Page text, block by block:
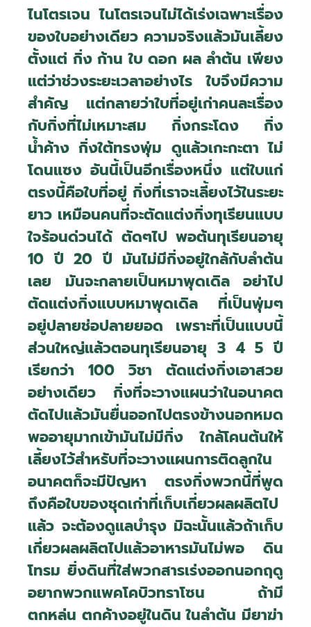
ไนโตรเจน ไนโตรเจนไม่ได้เร่งเฉพาะเรื่อง
ของใบอย่างเดียว ความจริงแล้วมันเลี้ยง
ตั้งแต่ กิ่ง ก้าน ใบ ดอก ผล ลำต้น เพียง
แต่ว่าช่วงระยะเวลาอย่างไร ใบจึงมีความ
สำคัญ แต่กลายว่าใบที่อยู่เก่าคนละเรื่อง
กับกิ่งที่ไม่เหมาะสม กิ่งกระโดง กิ่ง
น้ำค้าง กิ่งใต้ทรงพุ่ม ดูแล้วเกะกะตา ไม่
โดนแซง อันนี้เป็นอีกเรื่องหนึ่ง แต่ใบแก่
ตรงนี้คือใบที่อยู่ กิ่งที่เราจะเลี้ยงไว้ในระยะ
ยาว เหมือนคนที่จะตัดแต่งกิ่งทุเรียนแบบ
ใจร้อนด่วนได้ ตัดๆไป พอต้นทุเรียนอายุ
10 ปี 20 ปี มันไม่มีกิ่งอยู่ใกล้กับลำต้น
เลย มันจะกลายเป็นหมาพุดเดิล อย่าไป
ตัดแต่งกิ่งแบบหมาพุดเดิล ที่เป็นพุ่มๆ
อยู่ปลายช่อปลายยอด เพราะที่เป็นแบบนี้
ส่วนใหญ่แล้วตอนทุเรียนอายุ 3 4 5 ปี
เรียกว่า 100 วิชา ตัดแต่งกิ่งเอาสวย
อย่างเดียว กิ่งที่จะวางแผนว่าในอนาคต
ตัดไปแล้วมันยื่นออกไปตรงข้างนอกหมด
พออายุมากเข้ามันไม่มีกิ่ง ใกล้โคนต้นให้
เลี้ยงไว้สำหรับที่จะวางแผนการติดลูกใน
อนาคตก็จะมีปัญหา ตรงกิ่งพวกนี้ที่พูด
ถึงคือใบของชุดเก่าที่เก็บเกี่ยวผลผลิตไป
แล้ว จะต้องดูแลบำรุง มิฉะนั้นแล้วถ้าเก็บ
เกี่ยวผลผลิตไปแล้วอาหารมันไม่พอ ดิน
โทรม ยิ่งดินที่ใส่พวกสารเร่งออกนอกฤดู
อยากพวกแพคโคบิวทราโซน ถ้ามี
ตกหล่น ตกค้างอยู่ในดิน ในลำต้น มียาฆ่า